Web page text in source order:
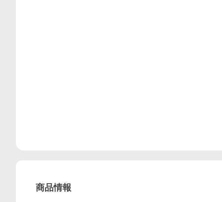
商品情報